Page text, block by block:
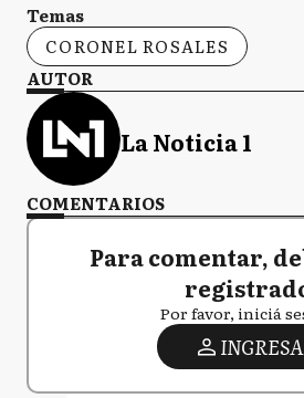
Temas
CORONEL ROSALES
AUTOR
La Noticia 1
COMENTARIOS
Para comentar,
Por favor, iniciá
INGRESA